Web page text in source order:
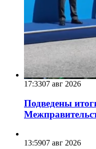
17:3307 авг 2026
Подведены
13:5907 авг 2026